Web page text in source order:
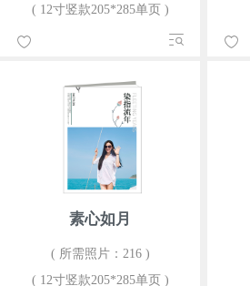
( 12寸竖款205*285单页 )
素心如月
( 所需照片：216 )
( 12寸竖款205*285单页 )